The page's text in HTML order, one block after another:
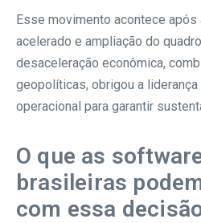
Esse movimento acontece
acelerado e ampliação do
desaceleração econômica,
geopolíticas, obrigou a
operacional para garantir
O que as
brasileiras
com essa